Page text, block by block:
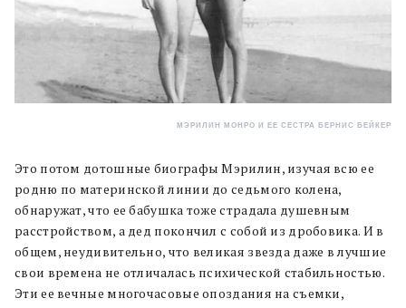
МЭРИЛИН МОНРО И ЕЕ СЕСТРА БЕРНИС БЕЙКЕР
Это потом дотошные биографы Мэрилин, изучая всю ее
родню по материнской линии до седьмого колена,
обнаружат, что ее бабушка тоже страдала душевным
расстройством, а дед покончил с собой из дробовика. И в
общем, неудивительно, что великая звезда даже в лучшие
свои времена не отличалась психической стабильностью.
Эти ее вечные многочасовые опоздания на съемки,